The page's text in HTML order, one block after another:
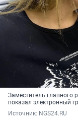
Заместитель главного
показал электронный
Источник: NGS24.RU